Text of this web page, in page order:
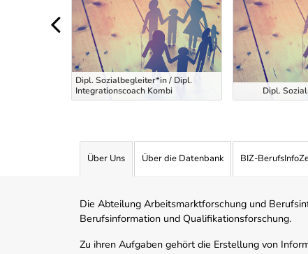
Dipl. Sozialbegleiter*in / Dipl.
Integrationscoach Kombi
Dipl.
Über Uns Über die Datenbank BIZ-
Die Abteilung Arbeitsmarktforschung und
Berufsinformation und Qualifikationsforschung.
Zu ihren Aufgaben gehört die Erstellung von